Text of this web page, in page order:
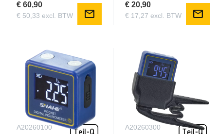
€ 60,90
€ 50,33 excl. BTW mail
€ 20,90
€ 17,27 excl. BTW mail
A20260100 A20260300